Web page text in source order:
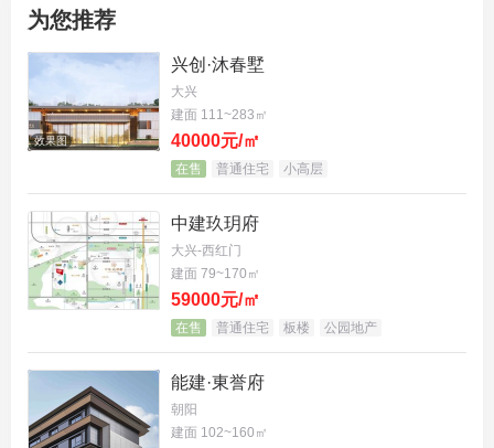
为您推荐
效果图
兴创·沐春墅
大兴
建面 111~283㎡
40000元/㎡
在售 普通住宅 小高层
中建玖玥府
大兴-西红门
建面 79~170㎡
59000元/㎡
在售 普通住宅 板楼 公园地产
能建·東誉府
朝阳
建面 102~160㎡